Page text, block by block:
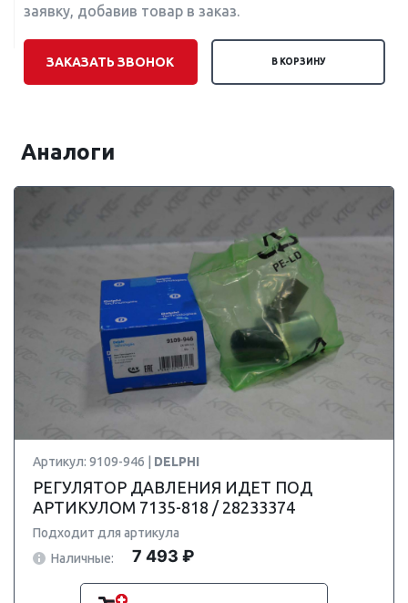
заявку, добавив товар в заказ.
ЗАКАЗАТЬ ЗВОНОК В КОРЗИНУ
Аналоги
Артикул: 9109-946 | DELPHI
РЕГУЛЯТОР ДАВЛЕНИЯ ИДЕТ ПОД
АРТИКУЛОМ 7135-818 / 28233374
Подходит для артикула
Наличные:
7 493 ₽